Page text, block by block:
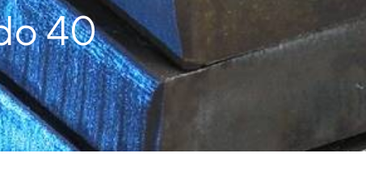
Coal Company
Metinvest Digital
Metinvest Business
STEEL GRADES
ACERO EN ROLLOS
PERFILES LAMINADOS
40